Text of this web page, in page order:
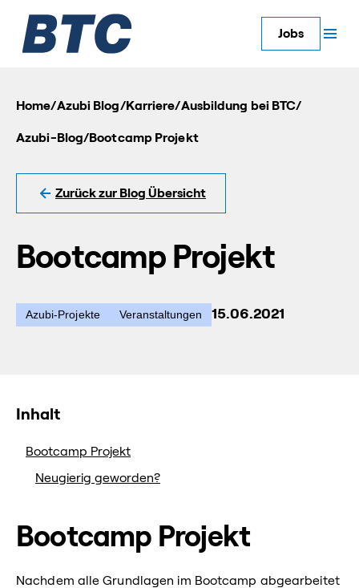
Jobs
Home/Azubi Blog/Karriere/Ausbildung bei BTC/
Azubi-Blog/Bootcamp Projekt
Zurück zur Blog Übersicht
Bootcamp Projekt
Azubi-Projekte Veranstaltungen 15.06.2021
Inhalt
Bootcamp Projekt
Neugierig geworden?
Bootcamp Projekt
Nachdem alle Grundlagen im Bootcamp abgearbeitet